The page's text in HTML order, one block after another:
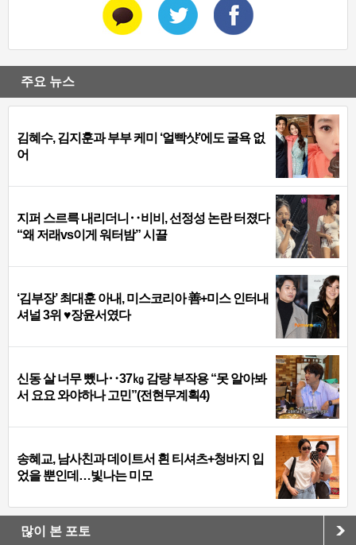
주요 뉴스
김혜수, 김지훈과 부부 케미 ‘얼빡샷’에도 굴욕 없
어
지퍼 스르륵 내리더니‥비비, 선정성 논란 터졌다
“왜 저래vs이게 워터밤” 시끌
‘김부장’ 최대훈 아내, 미스코리아 善+미스 인터내
셔널 3위 ♥장윤서였다
신동 살 너무 뺐나‥37㎏ 감량 부작용 “못 알아봐
서 요요 와야하나 고민”(전현무계획4)
송혜교, 남사친과 데이트서 흰 티셔츠+청바지 입
었을 뿐인데…빛나는 미모
많이 본 포토